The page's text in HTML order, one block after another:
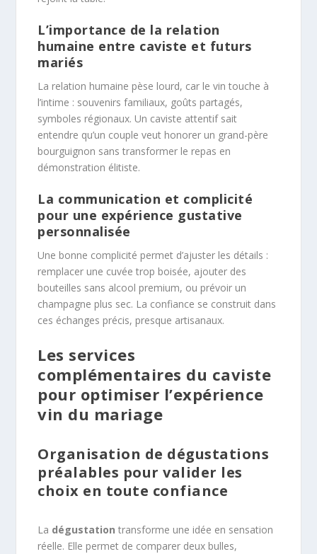
L’importance de la relation
humaine entre caviste et futurs
mariés
La relation humaine pèse lourd, car le vin touche à
l’intime : souvenirs familiaux, goûts partagés,
symboles régionaux. Un caviste attentif sait
entendre qu’un couple veut honorer un grand-père
bourguignon sans transformer le repas en
démonstration élitiste.
La communication et complicité
pour une expérience gustative
personnalisée
Une bonne complicité permet d’ajuster les détails :
remplacer une cuvée trop boisée, ajouter des
bouteilles sans alcool premium, ou prévoir un
champagne plus sec. La confiance se construit dans
ces échanges précis, presque artisanaux.
Les services
complémentaires du caviste
pour optimiser l’expérience
vin du mariage
Organisation de dégustations
préalables pour valider les
choix en toute confiance
La dégustation transforme une idée en sensation
réelle. Elle permet de comparer deux bulles,